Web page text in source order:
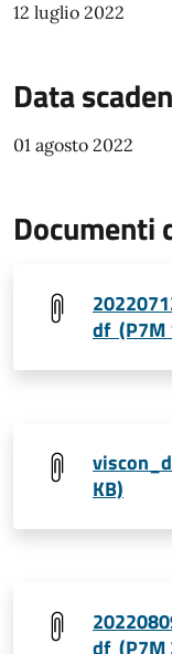
12 luglio 2022
Data
01 agosto 2022
Documenti
df (P7M
KB)
df (P7M